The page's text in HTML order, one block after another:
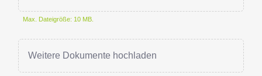
Max. Dateigröße: 10 MB.
Weitere Dokumente hochladen